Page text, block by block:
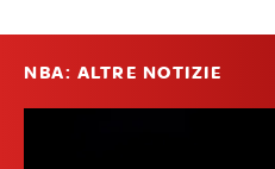
NBA: ALTRE NOTIZIE